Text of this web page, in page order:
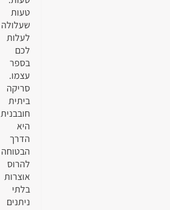
טעות
שעלולה
לעלות
לכם
בספר
עצמו.
סריקה
ביתית
חובבנית
היא
הדרך
הבטוחה
להרוס
אוצרות
בלתי
ניתנים